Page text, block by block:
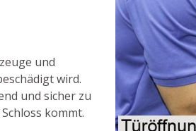
und
wird.
und sicher zu
kommt.